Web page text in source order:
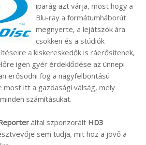
iparág azt várja, most hogy a
Blu-ray a formátumháborút
megnyerte, a lejátszók ára
csökken és a stúdiók
a kiskereskedők is ráerősítenek,
igen gyér érdeklődése az ünnepi
erősödni fog a nagyfelbontású
most itt a gazdasági válság, mely
számításukat.
által szponzorált HD3
sem tudja, mit hoz a jövő a